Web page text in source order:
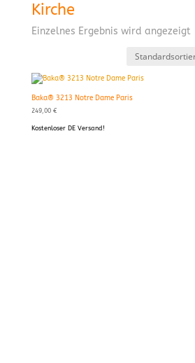
Kirche
Einzelnes Ergebnis wird angezeigt
Baka® 3213 Notre Dame Paris
249,00 €
Kostenloser DE Versand!